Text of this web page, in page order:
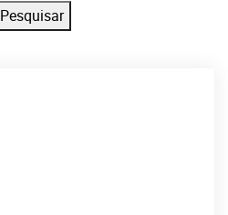
Pesquisar